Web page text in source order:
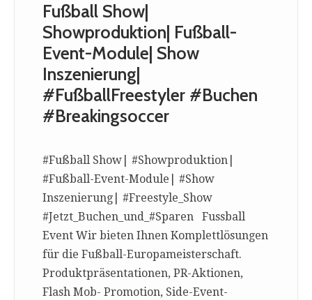
Fußball Show|
Showproduktion| Fußball-
Event-Module| Show
Inszenierung|
#FußballFreestyler #Buchen
#Breakingsoccer
#Fußball Show| #Showproduktion|
#Fußball-Event-Module| #Show
Inszenierung| #Freestyle_Show
#Jetzt_Buchen_und_#Sparen Fussball
Event Wir bieten Ihnen Komplettlösungen
für die Fußball-Europameisterschaft.
Produktpräsentationen, PR-Aktionen,
Flash Mob- Promotion, Side-Event-